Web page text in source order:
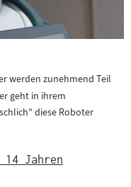
werden zunehmend Teil
geht in ihrem
diese Roboter
14 Jahren